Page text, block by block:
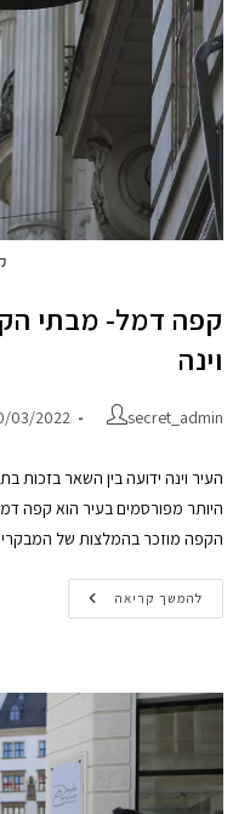
קפה דמל- מבתי
וינה
secret_admin
03/2022
העיר וינה ידועה בין השאר
היותר מפורסמים בעיר הוא קפה
הקפה מוזכר בהמלצות של
להמשך קריאה